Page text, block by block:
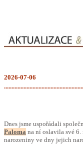
2026-07-06
Dnes jsme uspořádali
Paloma na ní oslavila své 6.
narozeniny ve dny jejich